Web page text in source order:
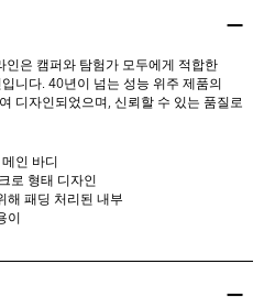
은 캠퍼와 탐험가 모두에게 적합한
니다. 40년이 넘는 성능 위주 제품의
디자인되었으며, 신뢰할 수 있는 품질로
인 바디
로 형태 디자인
해 패딩 처리된 내부
이